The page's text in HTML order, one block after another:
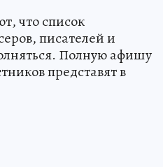
что список
писателей и
Полную афишу
представят в